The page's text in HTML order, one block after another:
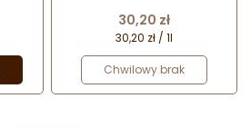
plastikowa butelka
Cena
30,20 zł
30,20 zł / 1l
Chwilowy brak